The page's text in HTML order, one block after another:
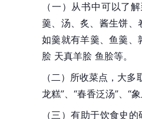
（一）从书中可以了
羹、汤、炙、酱生饼、
如羹就有羊羹、鱼羹
脍 天真羊脍 鱼脍等。
（二）所收菜点，大
龙糕”、“春香泛汤”、“
（三）有助于饮食史